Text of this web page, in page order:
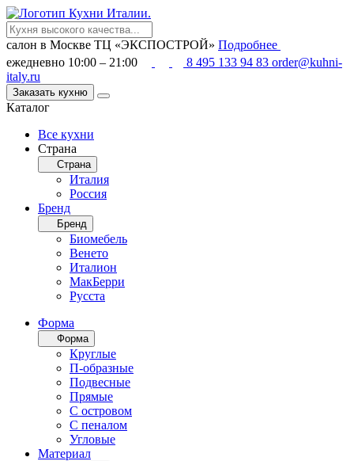
салон в Москве ТЦ «ЭКСПОСТРОЙ» Подробнее
ежедневно 10:00 – 21:00
8 495 133 94 83 order@kuhni-
italy.ru
Заказать кухню
Каталог
Все кухни
Страна
Страна
Италия
Россия
Бренд
Бренд
Биомебель
Венето
Италион
МакБерри
Русста
Форма
Форма
Круглые
П-образные
Подвесные
Прямые
С островом
С пеналом
Угловые
Материал